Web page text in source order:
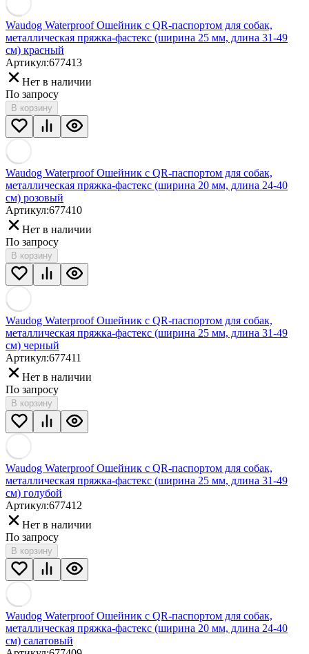
Waudog Waterproof Ошейник с QR-паспортом для собак,
металлическая пряжка-фастекс (ширина 25 мм, длина 31-49
см) красный
Артикул:677413
Нет в наличии
По запросу
В корзину
Waudog Waterproof Ошейник с QR-паспортом для собак,
металлическая пряжка-фастекс (ширина 20 мм, длина 24-40
см) розовый
Артикул:677410
Нет в наличии
По запросу
В корзину
Waudog Waterproof Ошейник с QR-паспортом для собак,
металлическая пряжка-фастекс (ширина 25 мм, длина 31-49
см) черный
Артикул:677411
Нет в наличии
По запросу
В корзину
Waudog Waterproof Ошейник с QR-паспортом для собак,
металлическая пряжка-фастекс (ширина 25 мм, длина 31-49
см) голубой
Артикул:677412
Нет в наличии
По запросу
В корзину
Waudog Waterproof Ошейник с QR-паспортом для собак,
металлическая пряжка-фастекс (ширина 20 мм, длина 24-40
см) салатовый